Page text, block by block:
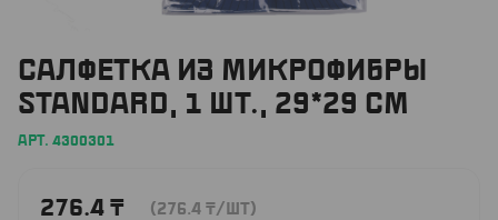
САЛФЕТКА ИЗ МИКРОФИБРЫ
STANDARD, 1 ШТ., 29*29 СМ
АРТ. 4300301
276.4 ₸ (276.4 ₸/ШТ)